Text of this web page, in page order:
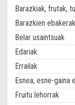
Barazkiak, frutak,
Barazkien ebakerak
Belar usaintsuak
Edariak
Errailak
Esnea, esne-gaina
Fruitu lehorrak